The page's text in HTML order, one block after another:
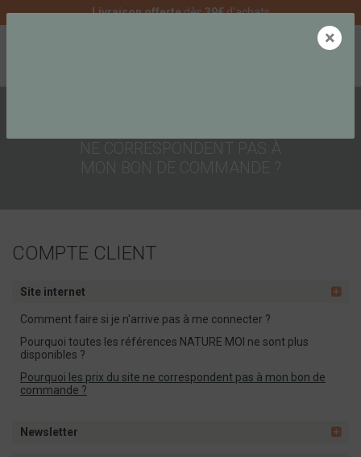
Livraison offertedès39€d'achats
COMPTE CLIENT
Site internet
Comment faire si je n'arrive pas à me connecter ?
Pourquoi toutes les références NATURE MOI ne sont plus
disponibles ?
Pourquoi les prix du site ne correspondent pas à mon bon de
commande ?
Newsletter
×